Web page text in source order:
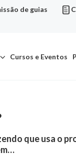
de guias
Cursos e Eventos
que usa o